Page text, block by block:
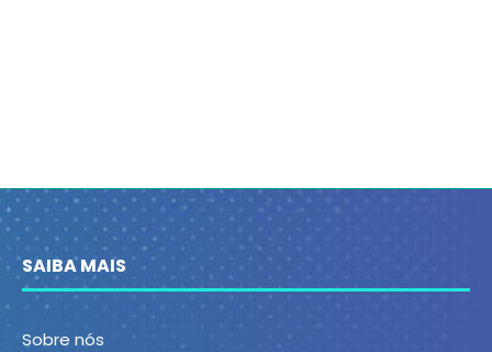
SAIBA MAIS
Sobre nós